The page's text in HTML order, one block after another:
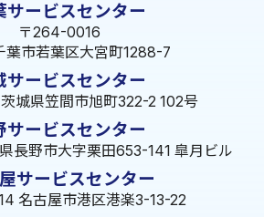
サービスセンター
〒264-0016
葉市若葉区大宮町1288-7
サービスセンター
城県笠間市旭町322-2 102号
サービスセンター
長野市大字栗田653-141 皐月ビル
サービスセンター
名古屋市港区港楽3-13-22